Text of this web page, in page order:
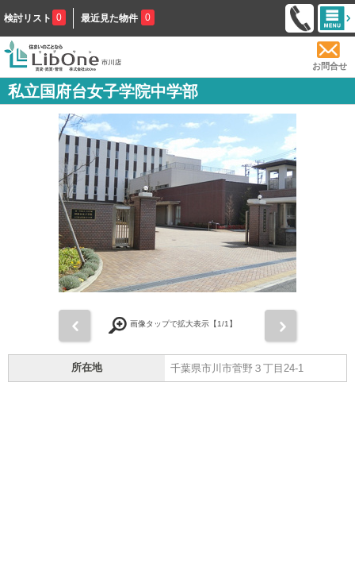
検討リスト 0 最近見た物件 0
お問合せ
私立国府台女子学院中学部
画像タップで拡大表示【1/1】
所在地 千葉県市川市菅野３丁目24-1